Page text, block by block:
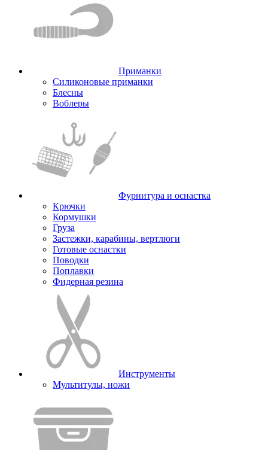
Приманки
Силиконовые приманки
Блесны
Воблеры
Фурнитура и оснастка
Крючки
Кормушки
Груза
Застежки, карабины, вертлюги
Готовые оснастки
Поводки
Поплавки
Фидерная резина
Инструменты
Мультитулы, ножи